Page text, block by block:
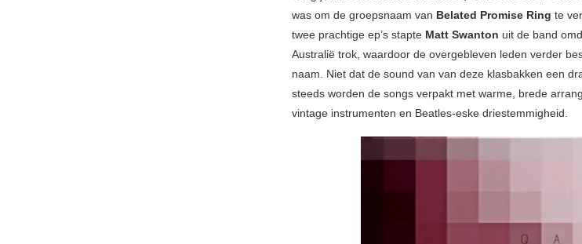
was om de groepsnaam van Belated Promise Ring te
twee prachtige ep’s stapte Matt Swanton uit de band
Australië trok, waardoor de overgebleven leden verder
naam. Niet dat de sound van van deze klasbakken een
steeds worden de songs verpakt met warme, brede
vintage instrumenten en Beatles-eske driestemmigheid.